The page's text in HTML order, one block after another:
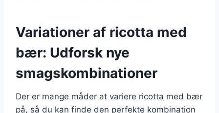
Variationer af ricotta med
bær: Udforsk nye
smagskombinationer
Der er mange måder at variere ricotta med bær
på, så du kan finde den perfekte kombination